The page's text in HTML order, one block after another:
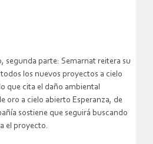
segunda parte: Semarnat reitera su
los nuevos proyectos a cielo
que cita el daño ambiental
oro a cielo abierto Esperanza, de
sostiene que seguirá buscando
el proyecto.